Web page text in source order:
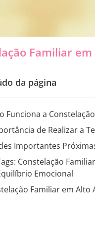
Familiar
da página
Funciona a
de Realizar a
Importantes
Constelação
Emocional
Familiar em Alto